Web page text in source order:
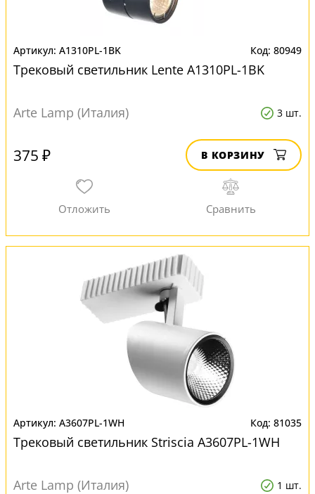
A1310PL-1BK 80949
Трековый светильник Lente A1310PL-1BK
Arte Lamp (Италия) 3 шт.
375 ₽ В КОРЗИНУ
A3607PL-1WH 81035
Трековый светильник Striscia A3607PL-1WH
Arte Lamp (Италия) 1 шт.